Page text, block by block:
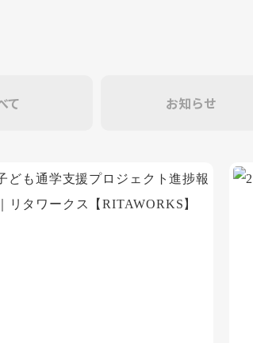
て お知らせ